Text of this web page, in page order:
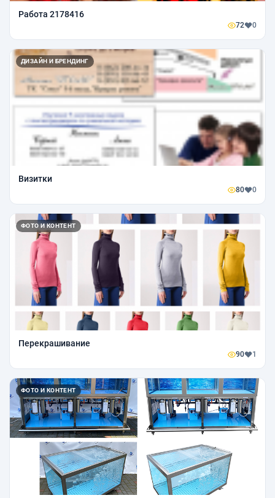
Работа 2178416
72 0
ДИЗАЙН И БРЕНДИНГ
Визитки
80 0
ФОТО И КОНТЕНТ
Перекрашивание
90 1
ФОТО И КОНТЕНТ